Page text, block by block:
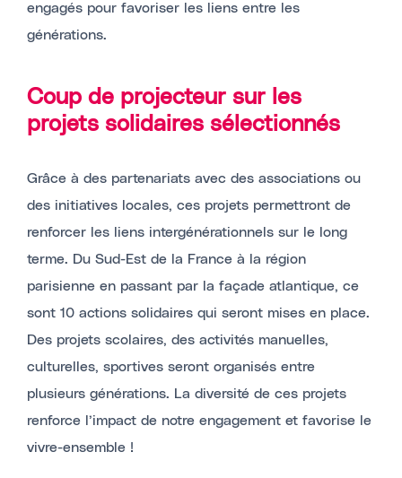
engagés pour favoriser les liens entre les
générations.
Coup de projecteur sur les
projets solidaires sélectionnés
Grâce à des partenariats avec des associations ou
des initiatives locales, ces projets permettront de
renforcer les liens intergénérationnels sur le long
terme. Du Sud-Est de la France à la région
parisienne en passant par la façade atlantique, ce
sont 10 actions solidaires qui seront mises en place.
Des projets scolaires, des activités manuelles,
culturelles, sportives seront organisés entre
plusieurs générations. La diversité de ces projets
renforce l’impact de notre engagement et favorise le
vivre-ensemble !